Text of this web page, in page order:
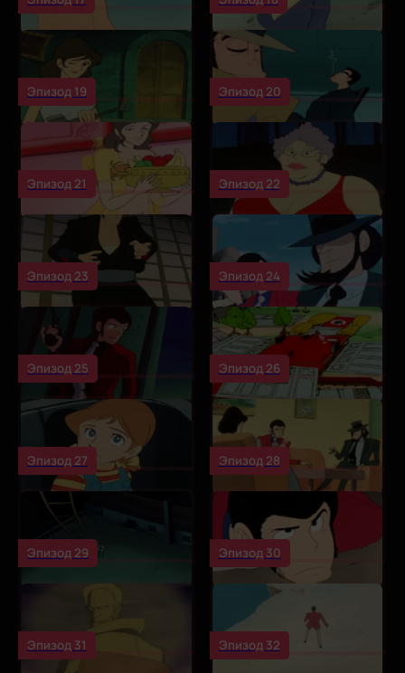
Эпизод 19 Эпизод 20
Эпизод 21 Эпизод 22
Эпизод 23 Эпизод 24
Эпизод 25 Эпизод 26
Эпизод 27 Эпизод 28
Эпизод 29 Эпизод 30
Эпизод 31 Эпизод 32